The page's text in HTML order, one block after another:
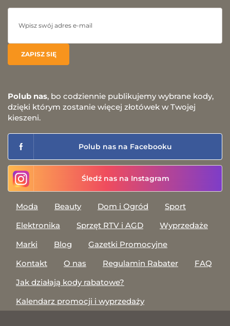
Polub nas, bo codziennie publikujemy wybrane kody,
dzięki którym zostanie więcej złotówek w Twojej
kieszeni.
Polub nas na Facebooku
Śledź nas na Instagram
Moda Beauty Dom i Ogród
Sport
Elektronika
Sprzęt RTV i AGD
Wyprzedaże
Marki
Blog
Gazetki Promocyjne
Kontakt
O nas Regulamin Rabater
FAQ
Jak działają kody rabatowe?
Kalendarz promocji i wyprzedaży